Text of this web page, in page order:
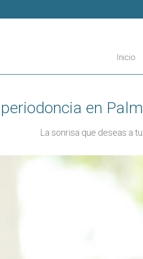
Inicio
en
La sonrisa que deseas a